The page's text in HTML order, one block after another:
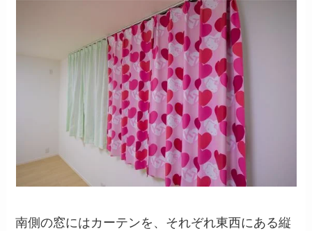
南側の窓にはカーテンを、それぞれ東西にある縦